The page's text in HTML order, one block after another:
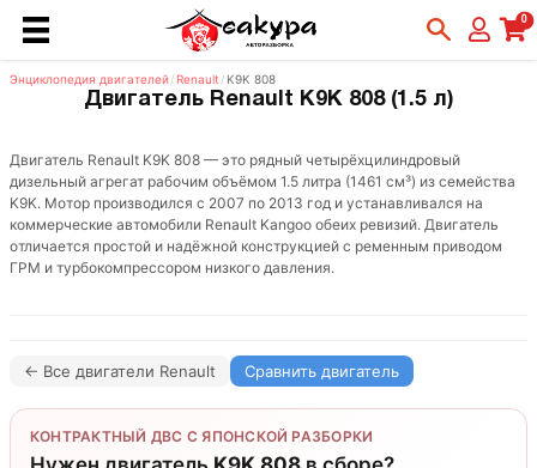
0
Энциклопедия двигателей/ Renault / K9K 808
Двигатель Renault K9K 808 (1.5 л)
Двигатель Renault K9K 808 — это рядный четырёхцилиндровый
дизельный агрегат рабочим объёмом 1.5 литра (1461 см³) из семейства
K9K. Мотор производился с 2007 по 2013 год и устанавливался на
коммерческие автомобили Renault Kangoo обеих ревизий. Двигатель
отличается простой и надёжной конструкцией с ременным приводом
ГРМ и турбокомпрессором низкого давления.
← Все двигатели Renault Сравнить двигатель
КОНТРАКТНЫЙ ДВС С ЯПОНСКОЙ РАЗБОРКИ